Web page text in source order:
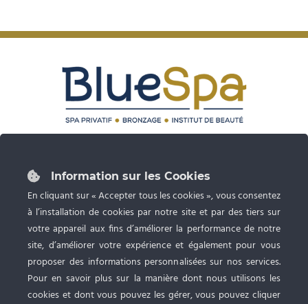
87 rue du Grand Faubourg 28000 CHARTRES
Ouvert du lundi au samedi de 9h à 20h
Spa privatif, Bronzage UV et Esthétiqueavec RDV
Information sur les Cookies
En cliquant sur « Accepter tous les cookies », vous consentez
à l’installation de cookies par notre site et par des tiers sur
votre appareil aux fins d’améliorer la performance de notre
site, d’améliorer votre expérience et également pour vous
proposer des informations personnalisées sur nos services.
Pour en savoir plus sur la manière dont nous utilisons les
cookies et dont vous pouvez les gérer, vous pouvez cliquer